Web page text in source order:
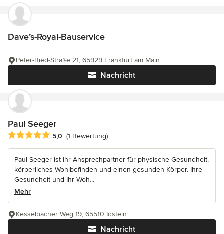
Dave’s-Royal-Bauservice
Nachricht
Peter-Bied-Straße 21, 65929 Frankfurt am Main
Paul Seeger
Durchschnittliche Bewertung: 5 von 5 Sternen
5,0 (1 Bewertung)
Paul Seeger ist Ihr Ansprechpartner für physische Gesundheit,
körperliches Wohlbefinden und einen gesunden Körper. Ihre
Gesundheit und Ihr Woh...
Mehr
Nachricht
Kesselbacher Weg 19, 65510 Idstein